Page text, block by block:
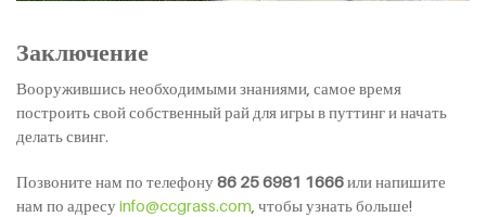
Заключение
Вооружившись необходимыми знаниями, самое время
построить свой собственный рай для игры в путтинг и начать
делать свинг.
Позвоните нам по телефону86 25 6981 1666или напишите
нам по адресуinfo@ccgrass.com , чтобы узнать больше!